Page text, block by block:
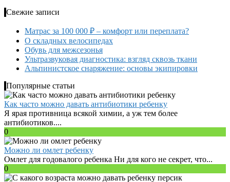
Свежие записи
Матрас за 100 000 ₽ – комфорт или переплата?
О складных велосипедах
Обувь для межсезонья
Ультразвуковая диагностика: взгляд сквозь ткани
Альпинистское снаряжение: основы экипировки
Популярные статьи
Как часто можно давать антибиотики ребенку
Я ярая противница всякой химии, а уж тем более
антибиотиков....
0
Можно ли омлет ребенку
Омлет для годовалого ребенка Ни для кого не секрет, что...
0